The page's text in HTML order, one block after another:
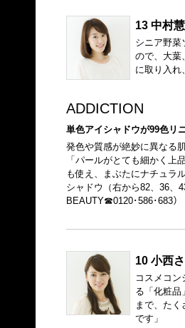
13 中村
シニア野菜
ので、大葉
に取り入れ
ADDICTION
単色アイシャドウが99色リ
発色や質感が絶妙に異なる
「パールがとても細かく上
も使え、まぶたにナチュラ
シャドウ（右から82、36、
BEAUTY☎0120･586･683）
10 小西
コスメコン
る「化粧品
まで、たく
です」